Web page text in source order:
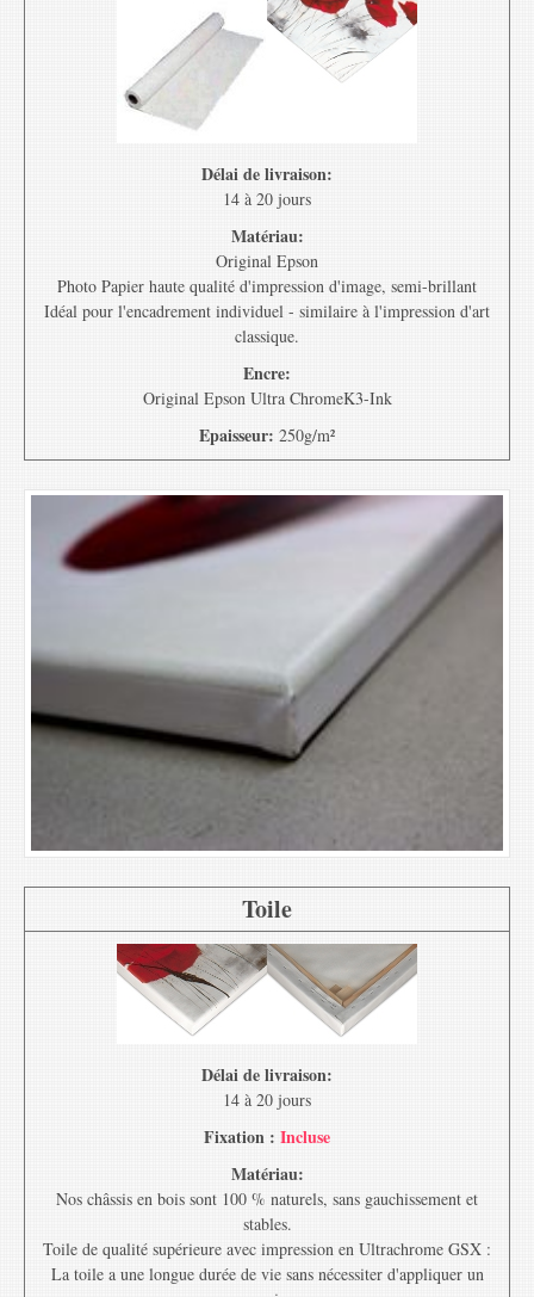
Délai de livraison:
14 à 20 jours
Matériau:
Original Epson
Photo Papier haute qualité d'impression d'image, semi-brillant
Idéal pour l'encadrement individuel - similaire à l'impression d'art
classique.
Encre:
Original Epson Ultra ChromeK3-Ink
Epaisseur: 250g/m²
Toile
Délai de livraison:
14 à 20 jours
Fixation : Incluse
Matériau:
Nos châssis en bois sont 100 % naturels, sans gauchissement et
stables.
Toile de qualité supérieure avec impression en Ultrachrome GSX :
La toile a une longue durée de vie sans nécessiter d'appliquer un